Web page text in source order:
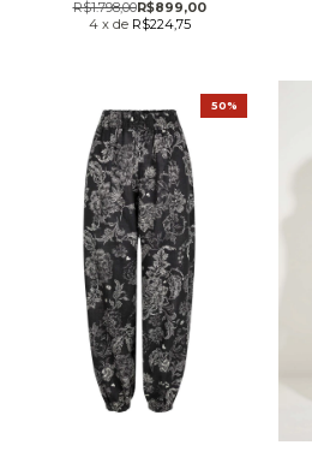
R$899,00
R$1.798,00
4 x de R$224,75
50%